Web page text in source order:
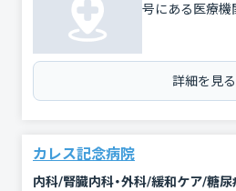
号にある医療機
詳細を見る
カレス記念病院